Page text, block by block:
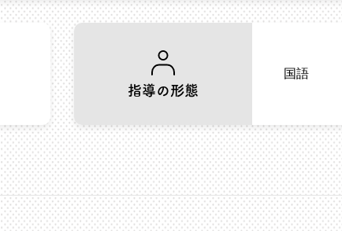
指導の形態
国語